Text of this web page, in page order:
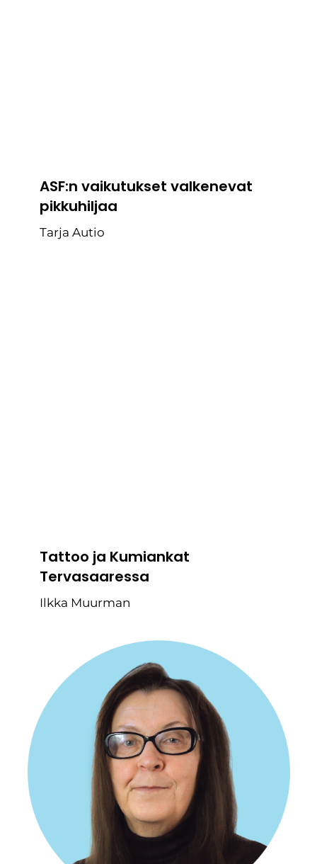
ASF:n vaikutukset valkenevat
pikkuhiljaa
Tarja Autio
Tattoo ja Kumiankat
Tervasaaressa
Ilkka Muurman